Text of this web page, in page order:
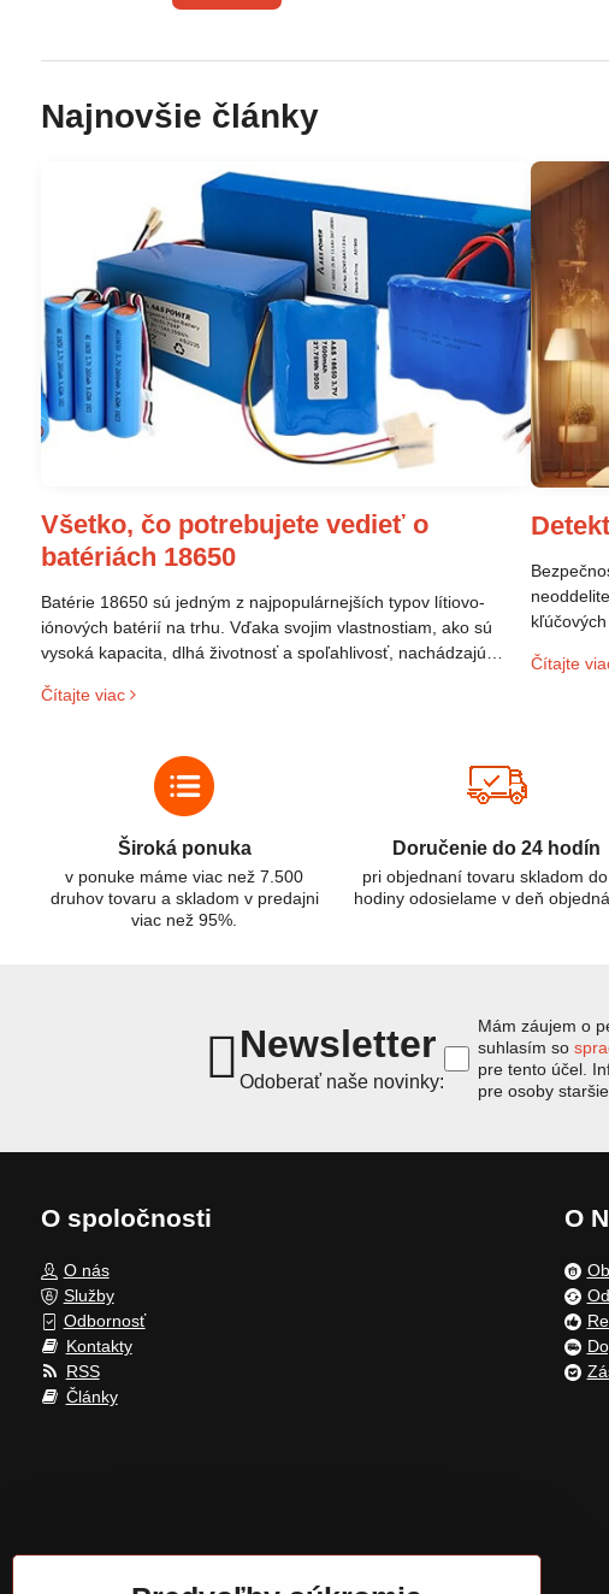
Najnovšie články
Všetko, čo potrebujete vedieť o
batériách 18650
Batérie 18650 sú jedným z najpopulárnejších typov lítiovo-
iónových batérií na trhu. Vďaka svojim vlastnostiam, ako sú
vysoká kapacita, dlhá životnosť a spoľahlivosť, nachádzajú
zariadení až po elektrické vozidlá. Pochopenie ich delenia,
efektívnemu a bezpečnému využitiu.
Čítajte viac
sú oxid
Čítajte
Široká ponuka
v ponuke máme viac než 7.500
druhov tovaru a skladom v predajni
viac než 95%.
Doručenie do 24 hodín
pri objednaní tovaru skladom
hodiny odosielame v deň
Newsletter
Odoberať naše novinky:
Mám záujem o
suhlasím so
pre tento účel.
pre osoby
O spoločnosti
O nás
Služby
Odbornosť
Kontakty
RSS
Články
O